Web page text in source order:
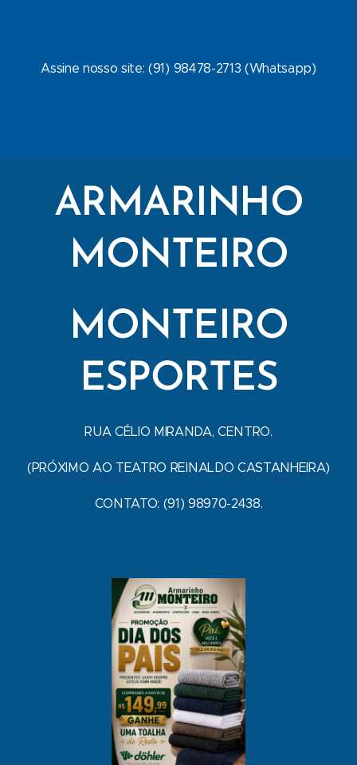
Assine nosso site: (91) 98478-2713 (Whatsapp)
ARMARINHO
MONTEIRO
MONTEIRO
ESPORTES
RUA CÉLIO MIRANDA, CENTRO.
(PRÓXIMO AO TEATRO REINALDO CASTANHEIRA)
CONTATO: (91) 98970-2438.